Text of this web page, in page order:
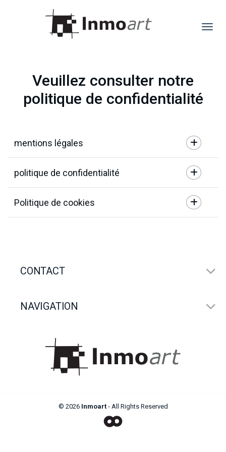
Veuillez consulter notre
politique de confidentialité
mentions légales
politique de confidentialité
Politique de cookies
CONTACT
NAVIGATION
© 2026 Inmoart- All Rights Reserved